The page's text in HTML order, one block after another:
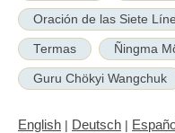
Oración de las Siete
Termas Ñingma
Guru Chökyi Wangchuk
English | Deutsch |